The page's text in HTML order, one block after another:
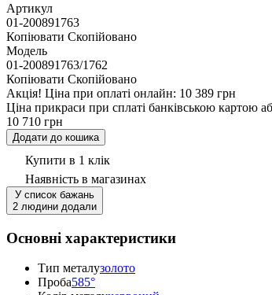
Артикул
01-200891763
Копіювати Скопійовано
Модель
01-200891763/1762
Копіювати Скопійовано
Акцiя! Ціна при оплаті онлайн: 10 389 грн
Ціна прикраси при сплаті банківською картою
10 710 грн
Додати до кошика
Купити в 1 клік
Наявність в магазинах
У список бажань
2 людини додали
Основні характеристики
Тип металузолото
Проба585°